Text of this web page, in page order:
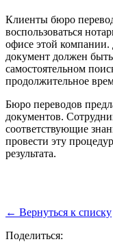
Клиенты бюро
воспользоваться
офисе этой
документ должен
самостоятельном
продолжительное
Бюро переводов
документов.
соответствующие
провести эту
результата.
← Вернуться к списку
Поделиться: